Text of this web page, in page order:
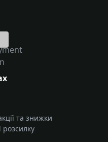
та знижки